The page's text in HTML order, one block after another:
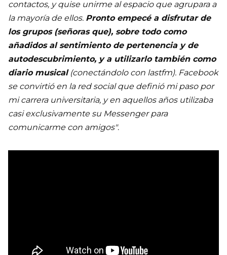
contactos, y quise unirme al espacio que agrupara a
la mayoría de ellos. Pronto empecé a disfrutar de
los grupos (señoras que), sobre todo como
añadidos al sentimiento de pertenencia y de
autodescubrimiento, y a utilizarlo también como
diario musical(conectándolo con lastfm). Facebook
se convirtió en la red social que definió mi paso por
mi carrera universitaria, y en aquellos años utilizaba
casi exclusivamente su Messenger para
comunicarme con amigos".